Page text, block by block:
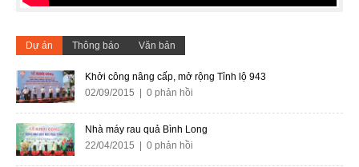
Dự án Thông báo Văn bản
Khởi công nâng cấp, mở rộng Tỉnh lộ 943
02/09/2015 | 0 phản hồi
Nhà máy rau quả Bình Long
22/04/2015 | 0 phản hồi